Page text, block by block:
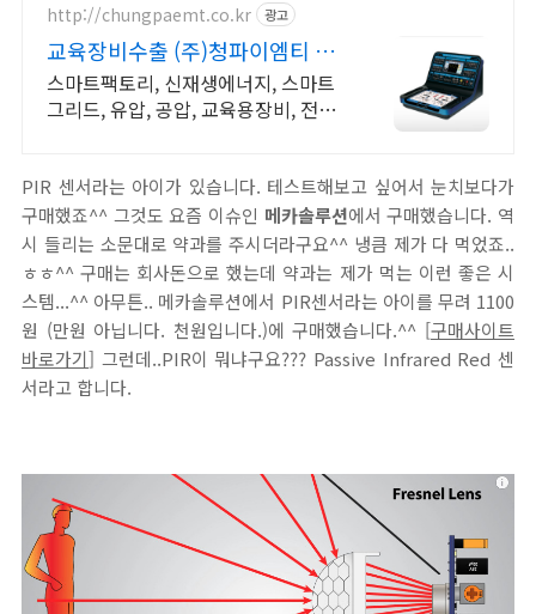
http://chungpaemt.co.kr 광고
교육장비수출 (주)청파이엠티 교
육장비 잘 만드는 업체
스마트팩토리, 신재생에너지, 스마트
그리드, 유압, 공압, 교육용장비, 전기
PIR 센서라는 아이가 있습니다. 테스트해보고 싶어서 눈치보다가
구매했죠^^ 그것도 요즘 이슈인 메카솔루션에서 구매했습니다. 역
시 들리는 소문대로 약과를 주시더라구요^^ 냉큼 제가 다 먹었죠..
ㅎㅎ^^ 구매는 회사돈으로 했는데 약과는 제가 먹는 이런 좋은 시
스템...^^ 아무튼.. 메카솔루션에서 PIR센서라는 아이를 무려 1100
원 (만원 아닙니다. 천원입니다.)에 구매했습니다.^^ [구매사이트
바로가기] 그런데..PIR이 뭐냐구요??? Passive Infrared Red 센
서라고 합니다.